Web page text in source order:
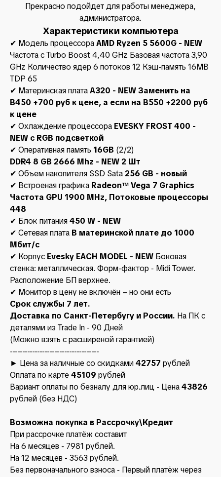
Прекрасно подойдет для работы менеджера,
администратора.
Характеристики компьютера
✔ Модель процессораAMD Ryzen 5 5600G - NEW
Частота с Turbo Boost 4,40 GHz Базовая частота 3,90
GHz Количество ядер 6 потоков 12 Кэш-память 16MB
TDP 65
✔ Материнская платаA320 - NEW Заменить на
B450 +700 руб к цене, а если на B550 +2200 руб
к цене
✔ Охлаждение процессора EVESKY FROST 400 -
NEW c RGB подсветкой
✔ Оперативная память 16GB (2/2)
DDR4 8 GB 2666 Mhz - NEW 2 Шт
✔ Объем накопителя SSD Sata256 GB - новый
✔ Встроеная графика Radeon™ Vega 7 Graphics
Частота GPU 1900 MHz, Потоковые процессоры
448
✔ Блок питания450 W - NEW
✔ Сетевая плата В материнской плате до 1000
Мбит/с
✔ Корпус Evesky EACH MODEL - NEW Боковая
стенка: металлическая. Форм-фактор - Midi Tower.
Расположение БП верхнее.
✔ Монитор в цену не включён – но они есть
Срок службы 7 лет.
Доставка по Санкт-Петербугу и России. На ПК с
деталями из Trade In - 90 Дней
(Можно взять с расширеной гарантией)
------------------------------------
► Цена за наличные со скидками42757 рублей
Оплата по карте45109 рублей
Вариант оплаты по безналу для юр.лиц - Цена43826
рублей (без НДС)
Возможна покупка в Рассрочку\Кредит
При рассрочке платёж составит
На 6 месяцев - 7981 рублей.
На 12 месяцев - 3563 рублей.
Без первоначального взноса - Первый платёж через